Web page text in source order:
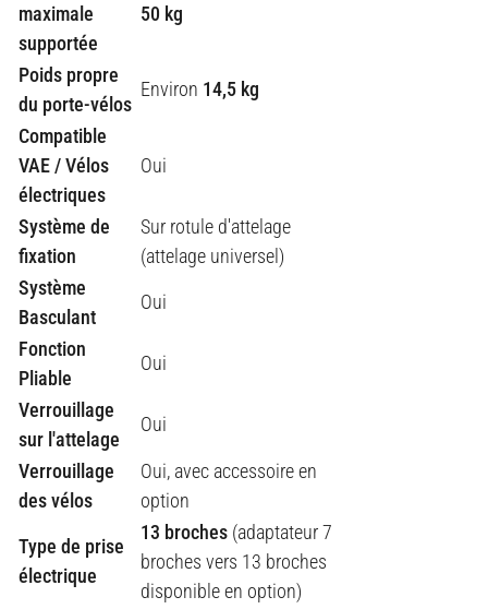
maximale
supportée
50 kg
Poids propre
du porte-vélos
Environ 14,5 kg
Compatible
VAE / Vélos
électriques
Oui
Système de
fixation
Sur rotule d'attelage
(attelage universel)
Système
Basculant
Oui
Fonction
Pliable
Oui
Verrouillage
sur l'attelage
Oui
Verrouillage
des vélos
Oui, avec accessoire en
option
Type de prise
électrique
13 broches (adaptateur 7
broches vers 13 broches
disponible en option)